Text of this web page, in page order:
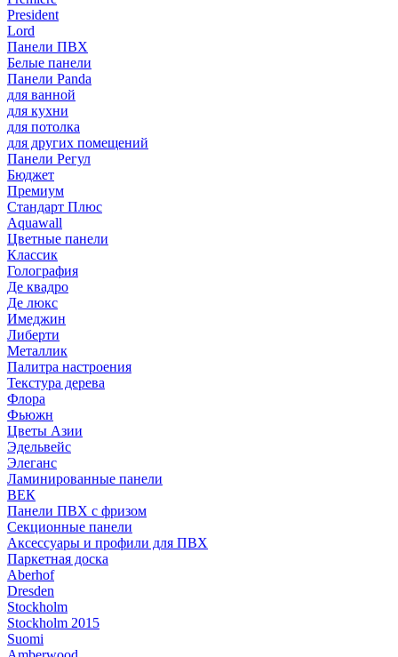
President
Lord
Панели ПВХ
Белые панели
Панели Panda
для ванной
для кухни
для потолка
для других помещений
Панели Регул
Бюджет
Премиум
Стандарт Плюс
Aquawall
Цветные панели
Классик
Голография
Де квадро
Де люкс
Имеджин
Либерти
Металлик
Палитра настроения
Текстура дерева
Флора
Фьюжн
Цветы Азии
Эдельвейс
Элеганс
Ламинированные панели
ВЕК
Панели ПВХ с фризом
Секционные панели
Аксессуары и профили для ПВХ
Паркетная доска
Aberhof
Dresden
Stockholm
Stockholm 2015
Suomi